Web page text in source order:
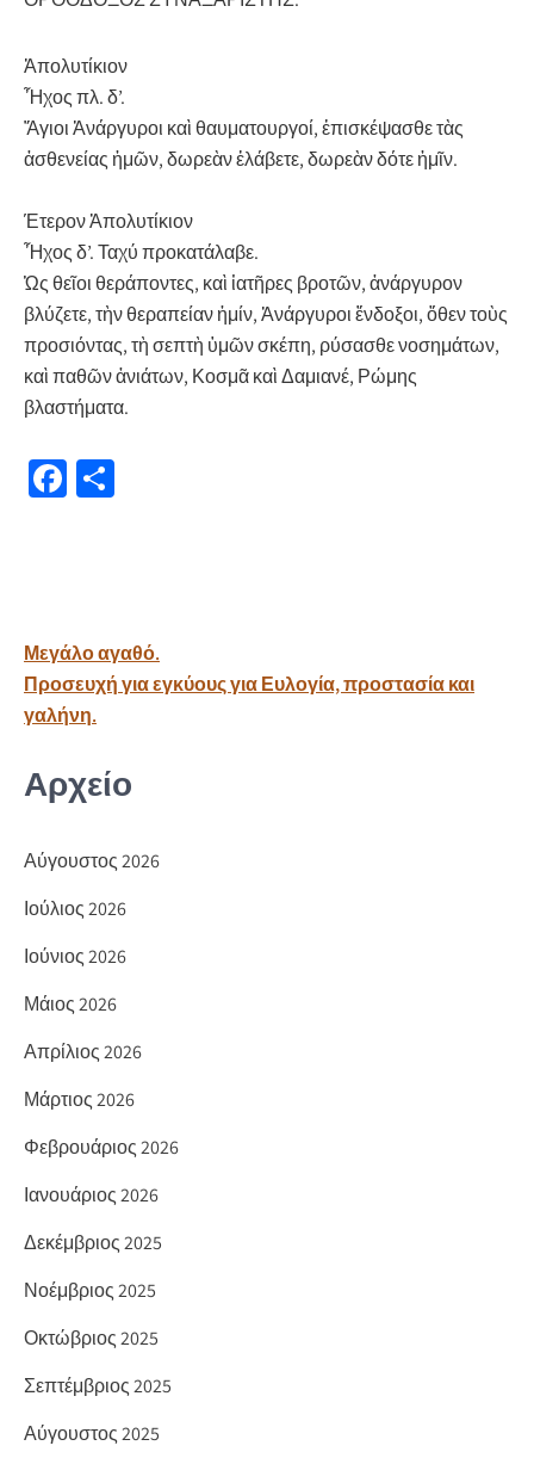
Ἀπολυτίκιον
Ἦχος πλ. δ’.
Ἅγιοι Ἀνάργυροι καὶ θαυματουργοί, ἐπισκέψασθε τὰς
ἀσθενείας ἡμῶν, δωρεὰν ἐλάβετε, δωρεὰν δότε ἡμῖν.
Έτερον Ἀπολυτίκιον
Ἦχος δ’. Ταχύ προκατάλαβε.
Ὡς θεῖοι θεράποντες, καὶ ἰατῆρες βροτῶν, ἀνάργυρον
βλύζετε, τὴν θεραπείαν ἠμίν, Ἀνάργυροι ἔνδοξοι, ὅθεν τοὺς
προσιόντας, τὴ σεπτὴ ὑμῶν σκέπη, ρύσασθε νοσημάτων,
καὶ παθῶν ἀνιάτων, Κοσμᾶ καὶ Δαμιανέ, Ρώμης
βλαστήματα.
Fa
o
k τε
ίτ
Πλοήγηση
άρθρων
Μεγάλο αγαθό.
Προσευχή για εγκύους για Ευλογία, προστασία και
γαλήνη.
Αρχείο
Αύγουστος 2026
Ιούλιος 2026
Ιούνιος 2026
Μάιος 2026
Απρίλιος 2026
Μάρτιος 2026
Φεβρουάριος 2026
Ιανουάριος 2026
Δεκέμβριος 2025
Νοέμβριος 2025
Οκτώβριος 2025
Σεπτέμβριος 2025
Αύγουστος 2025